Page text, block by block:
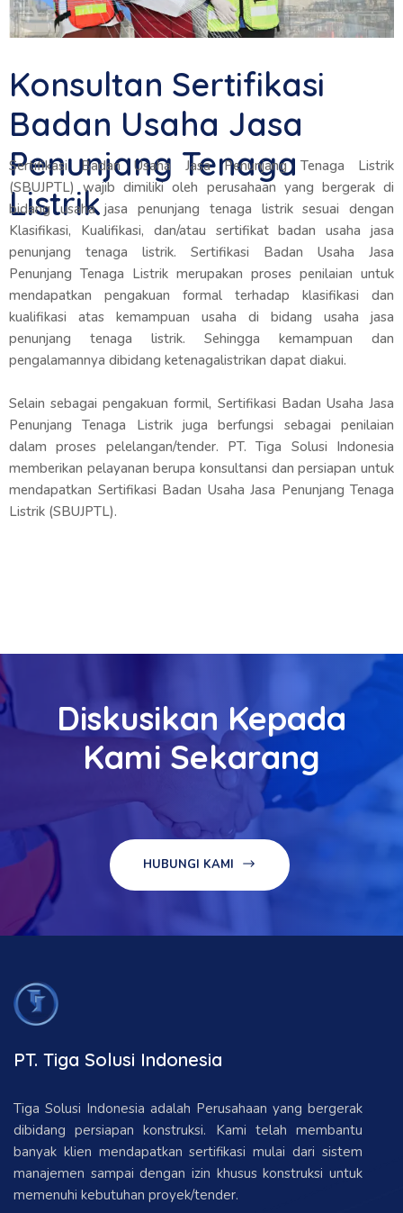
Konsultan Sertifikasi
Badan Usaha Jasa
Penunjang Tenaga
Listrik
Sertifikasi Badan Usaha Jasa Penunjang Tenaga Listrik
(SBUJPTL) wajib dimiliki oleh perusahaan yang bergerak di
bidang usaha jasa penunjang tenaga listrik sesuai dengan
Klasifikasi, Kualifikasi, dan/atau sertifikat badan usaha jasa
penunjang tenaga listrik. Sertifikasi Badan Usaha Jasa
Penunjang Tenaga Listrik merupakan proses penilaian untuk
mendapatkan pengakuan formal terhadap klasifikasi dan
kualifikasi atas kemampuan usaha di bidang usaha jasa
penunjang tenaga listrik. Sehingga kemampuan dan
pengalamannya dibidang ketenagalistrikan dapat diakui.
Selain sebagai pengakuan formil, Sertifikasi Badan Usaha Jasa
Penunjang Tenaga Listrik juga berfungsi sebagai penilaian
dalam proses pelelangan/tender. PT. Tiga Solusi Indonesia
memberikan pelayanan berupa konsultansi dan persiapan untuk
mendapatkan Sertifikasi Badan Usaha Jasa Penunjang Tenaga
Listrik (SBUJPTL).
Diskusikan Kepada
Kami Sekarang
HUBUNGI KAMI
PT. Tiga Solusi Indonesia
Tiga Solusi Indonesia adalah Perusahaan yang bergerak
dibidang persiapan konstruksi. Kami telah membantu
banyak klien mendapatkan sertifikasi mulai dari sistem
manajemen sampai dengan izin khusus konstruksi untuk
memenuhi kebutuhan proyek/tender.